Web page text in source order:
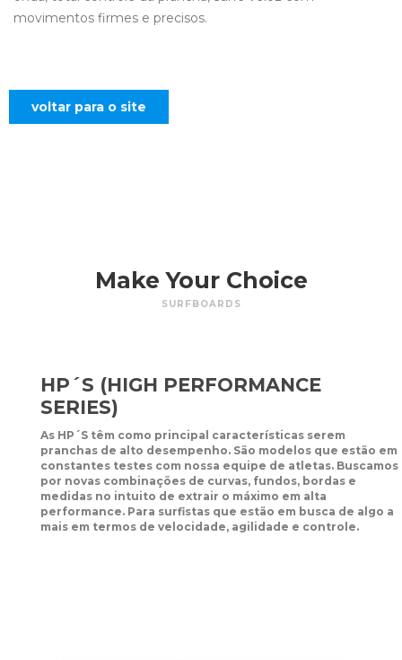
movimentos firmes e precisos.
voltar para o site
Make Your Choice
SURFBOARDS
HP´S (HIGH PERFORMANCE
SERIES)
As HP´S têm como principal características serem
pranchas de alto desempenho. São modelos que estão em
constantes testes com nossa equipe de atletas. Buscamos
por novas combinações de curvas, fundos, bordas e
medidas no intuito de extrair o máximo em alta
performance. Para surfistas que estão em busca de algo a
mais em termos de velocidade, agilidade e controle.